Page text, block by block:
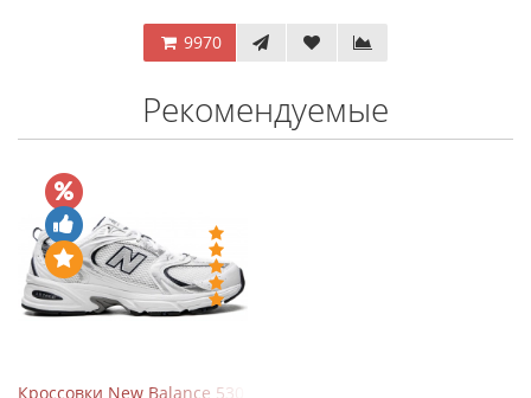
9970
Рекомендуемые
Кроссовки New Balance 530 White Silver Navy